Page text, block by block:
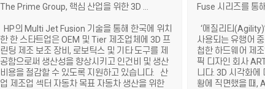
HP의 Multi Jet Fusion 기술을 통해 한국에 위치
한 한 스타트업은 OEM 및 Tier 제조업체에 3D 프
린팅 제조 보조 장비, 로보틱스 및 기타 도구를 제
공함으로써 생산성을 향상시키고 인건비 및 생산
비용을 절감할 수 있도록 지원하고 있습니다. 산
업 제조업 섹터 자동차 목표 자동차 생산을 위한
‘애질리티
사용되는 유행어
첩한 하드웨어 제
픽 디자인 회사
니다. 3D 시각화에
황에 직면했을 때,